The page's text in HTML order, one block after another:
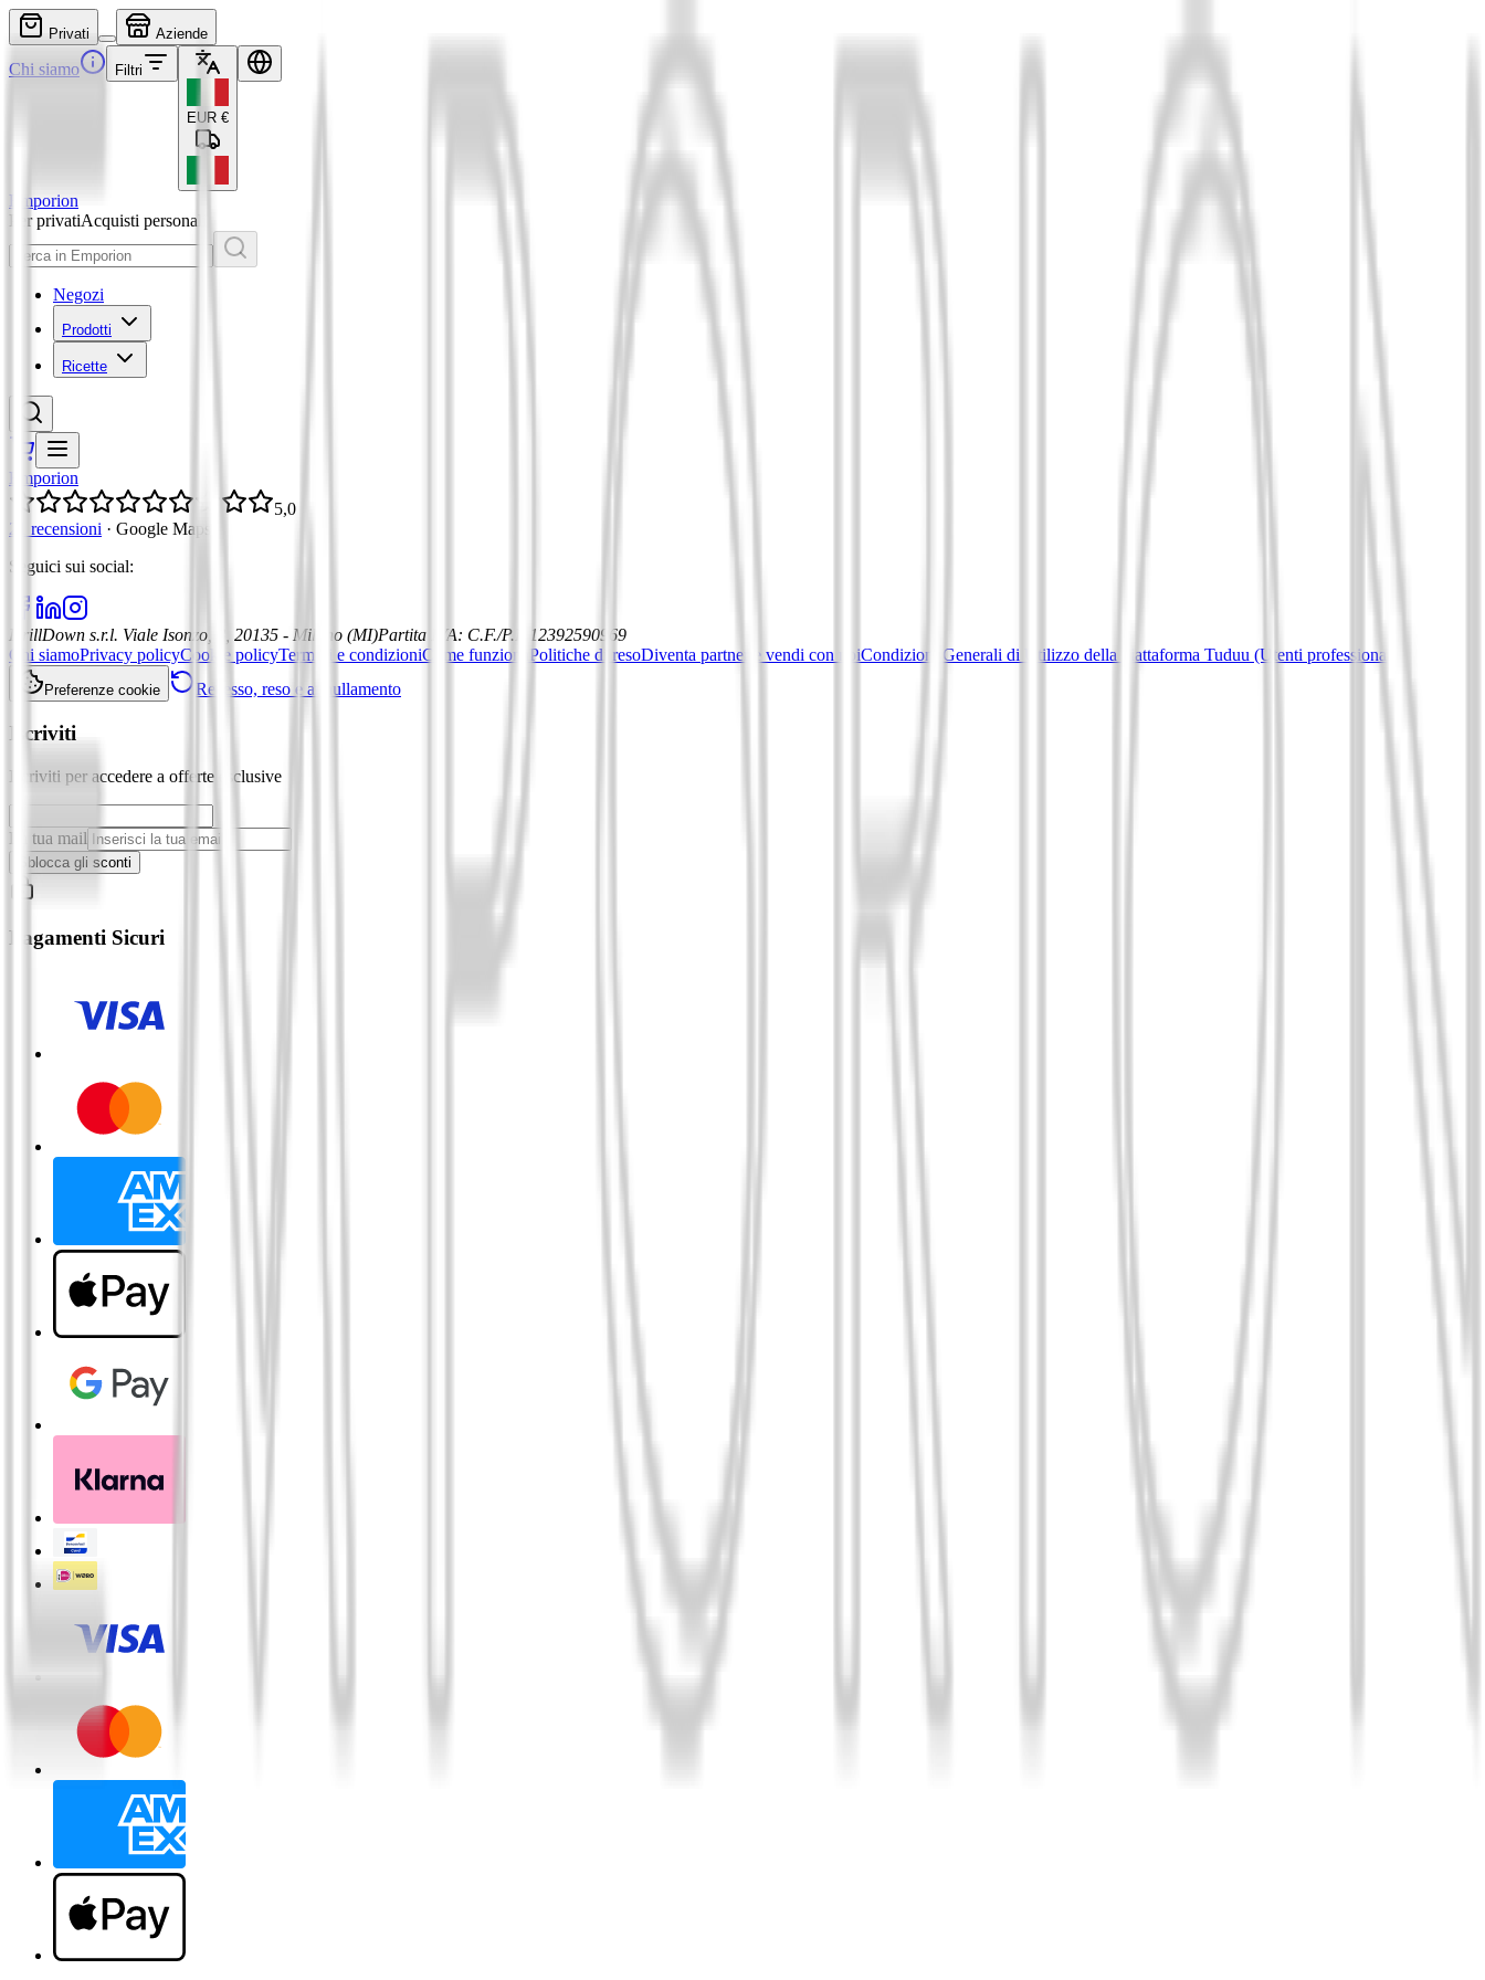
Privati Aziende
Chi siamo Filtri
EUR €
Emporion
Per privatiAcquisti personali
Negozi
Prodotti
Ricette
Emporion
5,0
21 recensioni · Google Maps
Seguici sui social:
DrillDown s.r.l. Viale Isonzo, 8, 20135 - Milano (MI)Partita IVA: C.F./P.I. 12392590969
Chi siamoPrivacy policyCookie policyTermini e condizioniCome funziona Politiche di resoDiventa partner e vendi con noiCondizioni Generali di Utilizzo della piattaforma Tuduu (Utenti professionali)
Preferenze cookie Recesso, reso e annullamento
Iscriviti
Iscriviti per accedere a offerte esclusive
La tua mail
Sblocca gli sconti
Pagamenti Sicuri